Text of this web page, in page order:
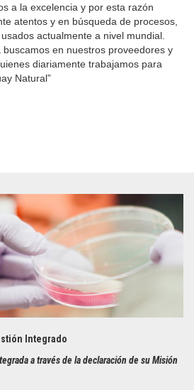
a la excelencia y por esta razón
atentos y en búsqueda de procesos,
actualmente a nivel mundial.
buscamos en nuestros proveedores y
diariamente trabajamos para
Natural”
Integrado
a través de la declaración de su Misión